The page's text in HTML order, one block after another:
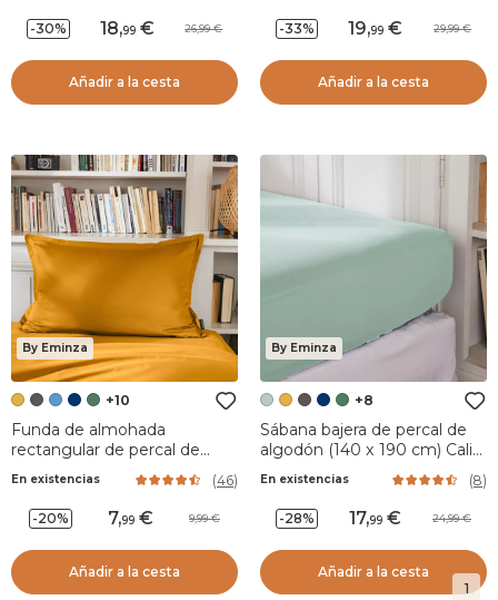
1
-30% 18,99 26,99
Añadir a la cesta
-33% 19,99 29,99
Añadir a la cesta
By Eminza
+10
Funda de almohada
rectangular de percal de
mostaza
En existencias (46)
-20% 7,99 9,99
Añadir a la cesta
By Eminza
+8
Sábana bajera de percal de
algodón (140 x 190 cm) Cali
En existencias (8)
-28% 17,99 24,99
Añadir a la cesta